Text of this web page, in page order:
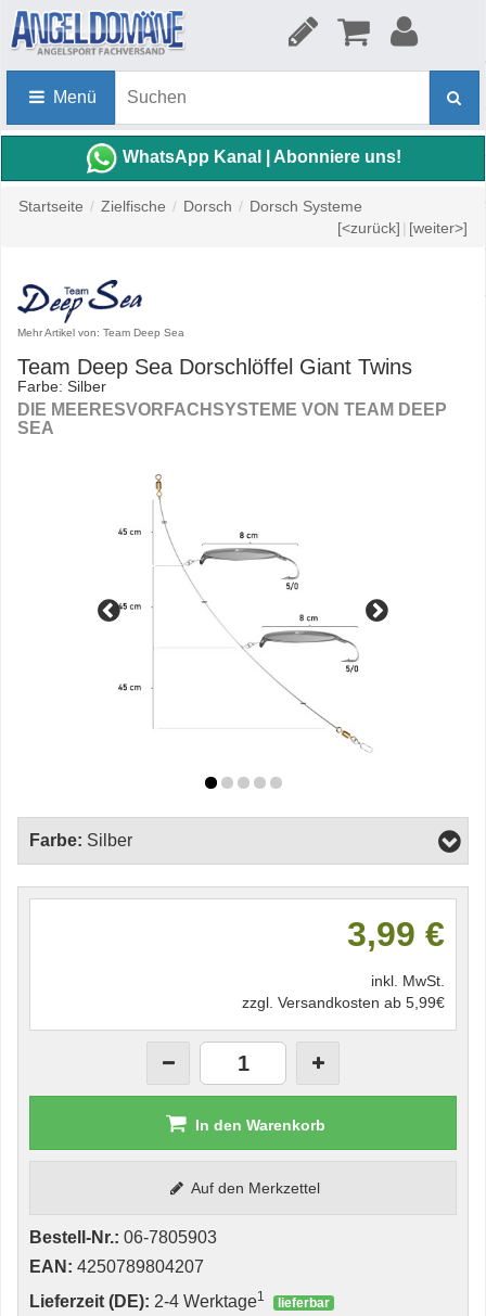
Menü
WhatsApp Kanal | Abonniere uns!
Startseite / Zielfische / Dorsch / Dorsch Systeme
[<zurück] | [weiter>]
Mehr Artikel von: Team Deep Sea
Team Deep Sea Dorschlöffel Giant Twins
Farbe: Silber
DIE MEERESVORFACHSYSTEME VON TEAM DEEP
SEA
Farbe: Silber
3,99 €
inkl. MwSt.
zzgl. Versandkosten ab 5,99€
In den Warenkorb
Auf den Merkzettel
Bestell-Nr.: 06-7805903
EAN: 4250789804207
Lieferzeit (DE): 2-4 Werktage1 lieferbar